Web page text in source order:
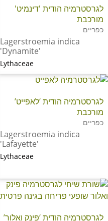
לגרסטרמיה הודית 'דינמיט'
מורכבת
כפריים
Lagerstroemia indica
'Dynamite'
Lythaceae
לגרסטרמיה הודית ‘לאפייט’
מורכבת
כפריים
Lagerstroemia indica
'Lafayette'
Lythaceae
לגרסטרמיה הודית ‘פינק ואלור’